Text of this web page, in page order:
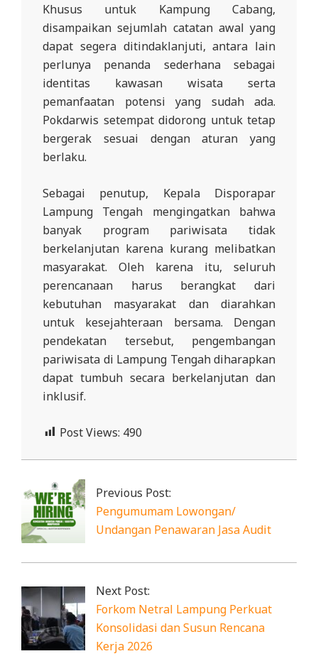
Khusus untuk Kampung Cabang,
disampaikan sejumlah catatan awal yang
dapat segera ditindaklanjuti, antara lain
perlunya penanda sederhana sebagai
identitas kawasan wisata serta
pemanfaatan potensi yang sudah ada.
Pokdarwis setempat didorong untuk tetap
bergerak sesuai dengan aturan yang
berlaku.
Sebagai penutup, Kepala Disporapar
Lampung Tengah mengingatkan bahwa
banyak program pariwisata tidak
berkelanjutan karena kurang melibatkan
masyarakat. Oleh karena itu, seluruh
perencanaan harus berangkat dari
kebutuhan masyarakat dan diarahkan
untuk kesejahteraan bersama. Dengan
pendekatan tersebut, pengembangan
pariwisata di Lampung Tengah diharapkan
dapat tumbuh secara berkelanjutan dan
inklusif.
Post Views: 490
2026-
30
Previous Post:
Pengumumam Lowongan/
Undangan Penawaran Jasa Audit
Next Post:
Forkom Netral Lampung Perkuat
Konsolidasi dan Susun Rencana
Kerja 2026